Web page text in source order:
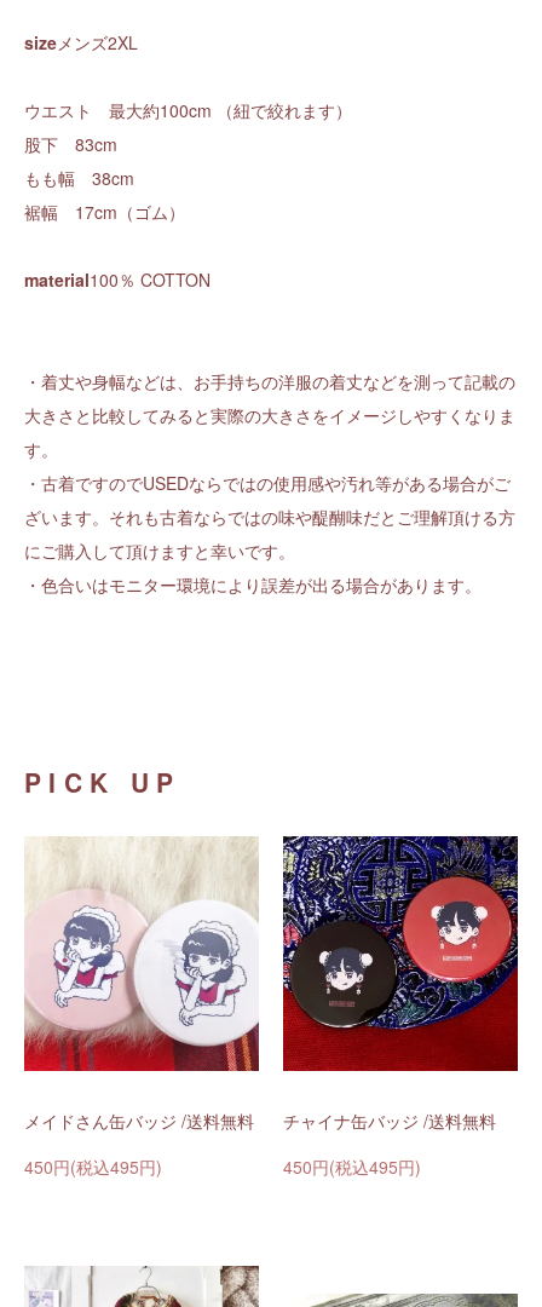
sizeメンズ2XL
ウエスト 最大約100cm （紐で絞れます）
股下 83cm
もも幅 38cm
裾幅 17cm（ゴム）
material100％ COTTON
・着丈や身幅などは、お手持ちの洋服の着丈などを測って記載の
大きさと比較してみると実際の大きさをイメージしやすくなりま
す。
・古着ですのでUSEDならではの使用感や汚れ等がある場合がご
ざいます。それも古着ならではの味や醍醐味だとご理解頂ける方
にご購入して頂けますと幸いです。
・色合いはモニター環境により誤差が出る場合があります。
PICK UP
メイドさん缶バッジ /送料無料
450円(税込495円)
チャイナ缶バッジ /送料無料
450円(税込495円)